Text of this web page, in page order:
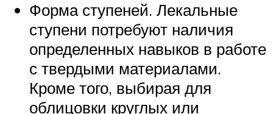
Форма ступеней. Лекальные
ступени потребуют наличия
определенных навыков в работе
с твердыми материалами.
Кроме того, выбирая для
облицовки круглых или